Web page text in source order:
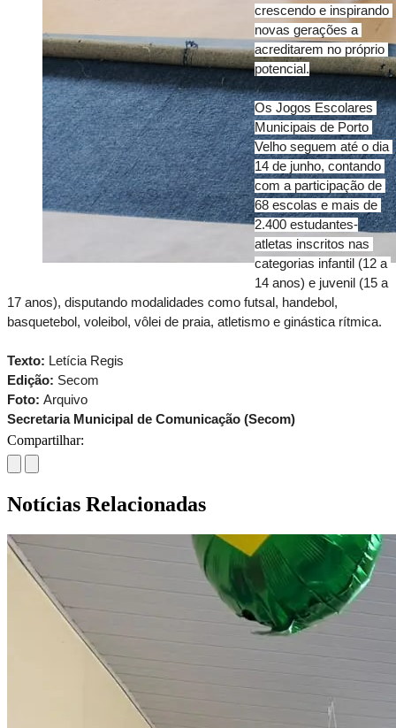
crescendo e inspirando
novas gerações a
acreditarem no próprio
potencial.
Os Jogos Escolares
Municipais de Porto
Velho seguem até o dia
14 de junho, contando
com a participação de
68 escolas e mais de
2.400 estudantes-
atletas inscritos nas
categorias infantil (12 a
14 anos) e juvenil (15 a
17 anos), disputando modalidades como futsal, handebol,
basquetebol, voleibol, vôlei de praia, atletismo e ginástica rítmica.
Texto: Letícia Regis
Edição: Secom
Foto: Arquivo
Secretaria Municipal de Comunicação (Secom)
Compartilhar:
Notícias Relacionadas